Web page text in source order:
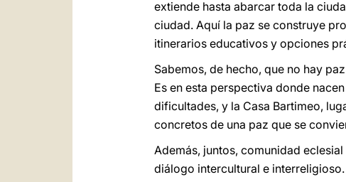
extiende hasta abarcar toda la
ciudad. Aquí la paz se construye
itinerarios educativos y opciones
Sabemos, de hecho, que no hay
Es en esta perspectiva donde
dificultades, y la Casa Bartimeo,
concretos de una paz que se
Además, juntos, comunidad
diálogo intercultural e